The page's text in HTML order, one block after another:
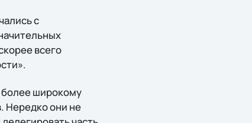
с
всего
более широкому
Нередко они не